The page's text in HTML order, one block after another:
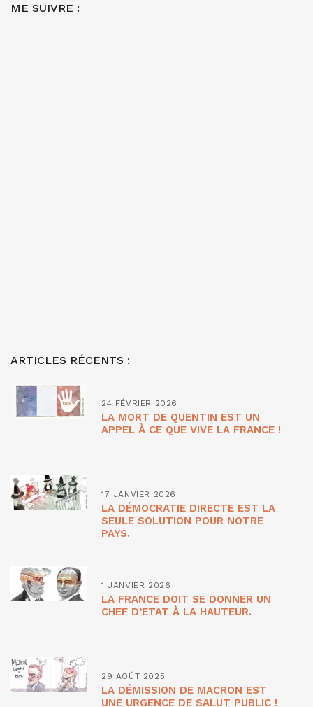
ME SUIVRE :
ARTICLES RÉCENTS :
24 FÉVRIER 2026
LA MORT DE QUENTIN EST UN
APPEL À CE QUE VIVE LA FRANCE !
17 JANVIER 2026
LA DÉMOCRATIE DIRECTE EST LA
SEULE SOLUTION POUR NOTRE
PAYS.
1 JANVIER 2026
LA FRANCE DOIT SE DONNER UN
CHEF D’ETAT À LA HAUTEUR.
29 AOÛT 2025
LA DÉMISSION DE MACRON EST
UNE URGENCE DE SALUT PUBLIC !